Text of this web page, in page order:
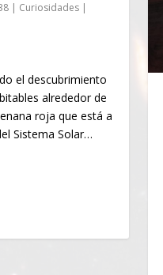
| Curiosidades |
el descubrimiento
alrededor de
roja que está a
Sistema Solar…